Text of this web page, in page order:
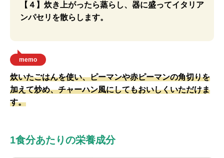
【４】炊き上がったら蒸らし、器に盛ってイタリア
ンパセリを散らします。
memo
炊いたごはんを使い、ピーマンや赤ピーマンの角切りを
加えて炒め、チャーハン風にしてもおいしくいただけま
す。
1食分あたりの栄養成分